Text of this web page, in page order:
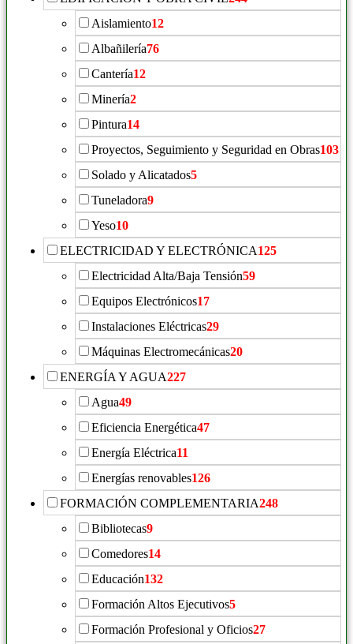
Aislamiento12
Albañilería76
Cantería12
Minería2
Pintura14
Proyectos, Seguimiento y Seguridad en Obras103
Solado y Alicatados5
Tuneladora9
Yeso10
ELECTRICIDAD Y ELECTRÓNICA125
Electricidad Alta/Baja Tensión59
Equipos Electrónicos17
Instalaciones Eléctricas29
Máquinas Electromecánicas20
ENERGÍA Y AGUA227
Agua49
Eficiencia Energética47
Energía Eléctrica11
Energías renovables126
FORMACIÓN COMPLEMENTARIA248
Bibliotecas9
Comedores14
Educación132
Formación Altos Ejecutivos5
Formación Profesional y Oficios27